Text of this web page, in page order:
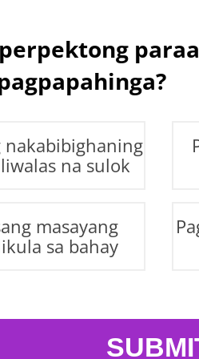
nakabibighaning
na sulok
masayang
sa bahay